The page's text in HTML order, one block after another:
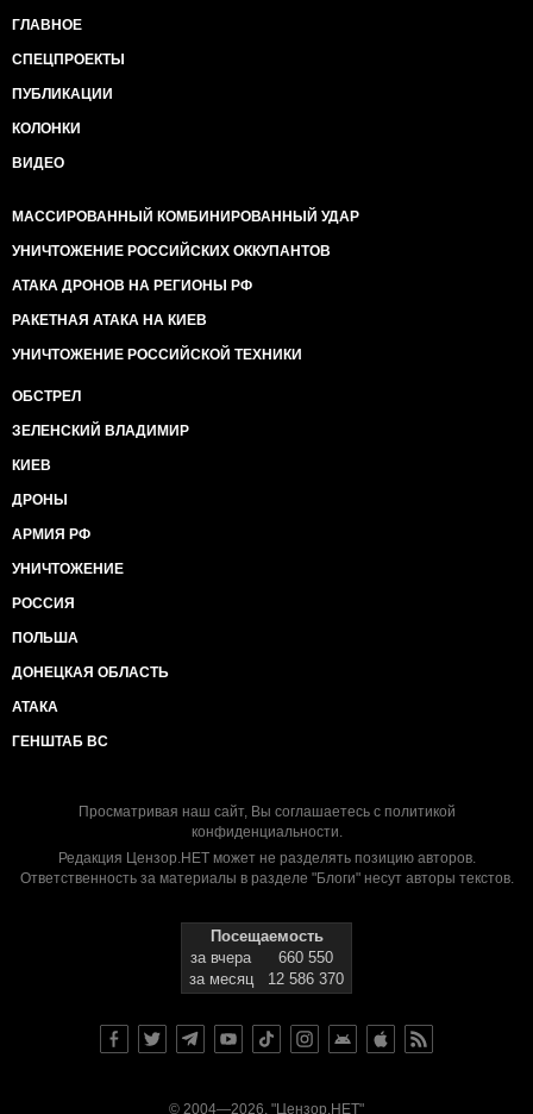
ГЛАВНОЕ
СПЕЦПРОЕКТЫ
ПУБЛИКАЦИИ
КОЛОНКИ
ВИДЕО
МАССИРОВАННЫЙ КОМБИНИРОВАННЫЙ УДАР
УНИЧТОЖЕНИЕ РОССИЙСКИХ ОККУПАНТОВ
АТАКА ДРОНОВ НА РЕГИОНЫ РФ
РАКЕТНАЯ АТАКА НА КИЕВ
УНИЧТОЖЕНИЕ РОССИЙСКОЙ ТЕХНИКИ
ОБСТРЕЛ
ЗЕЛЕНСКИЙ ВЛАДИМИР
КИЕВ
ДРОНЫ
АРМИЯ РФ
УНИЧТОЖЕНИЕ
РОССИЯ
ПОЛЬША
ДОНЕЦКАЯ ОБЛАСТЬ
АТАКА
ГЕНШТАБ ВС
Просматривая наш сайт, Вы соглашаетесь с политикой
конфиденциальности.
Редакция Цензор.НЕТ может не разделять позицию авторов.
Ответственность за материалы в разделе "Блоги" несут авторы текстов.
Посещаемость
за вчера
660 550
за месяц
12 586 370
© 2004—2026, "Цензор.НЕТ"